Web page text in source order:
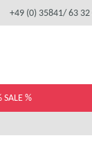
+49 (0) 35841/ 63 32
SALE %